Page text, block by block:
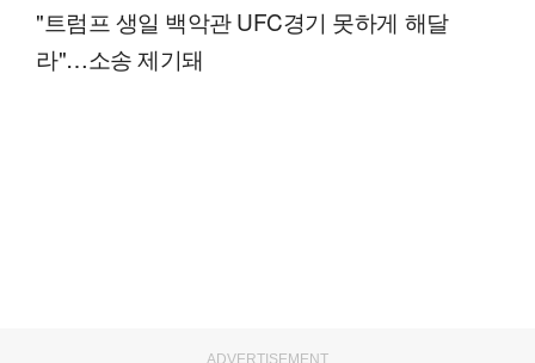
"트럼프 생일 백악관 UFC경기 못하게 해달
라"…소송 제기돼
ADVERTISEMENT